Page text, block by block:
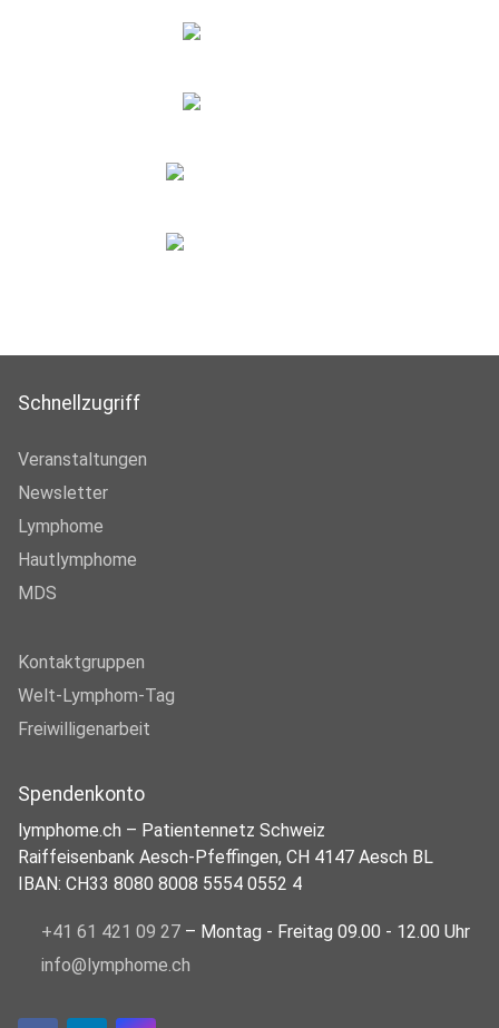
Schnellzugriff
Veranstaltungen
Newsletter
Lymphome
Hautlymphome
MDS
Kontaktgruppen
Welt-Lymphom-Tag
Freiwilligenarbeit
Spendenkonto
lymphome.ch – Patientennetz Schweiz
Raiffeisenbank Aesch-Pfeffingen, CH 4147 Aesch BL
IBAN: CH33 8080 8008 5554 0552 4
+41 61 421 09 27 – Montag - Freitag 09.00 - 12.00 Uhr
info@lymphome.ch